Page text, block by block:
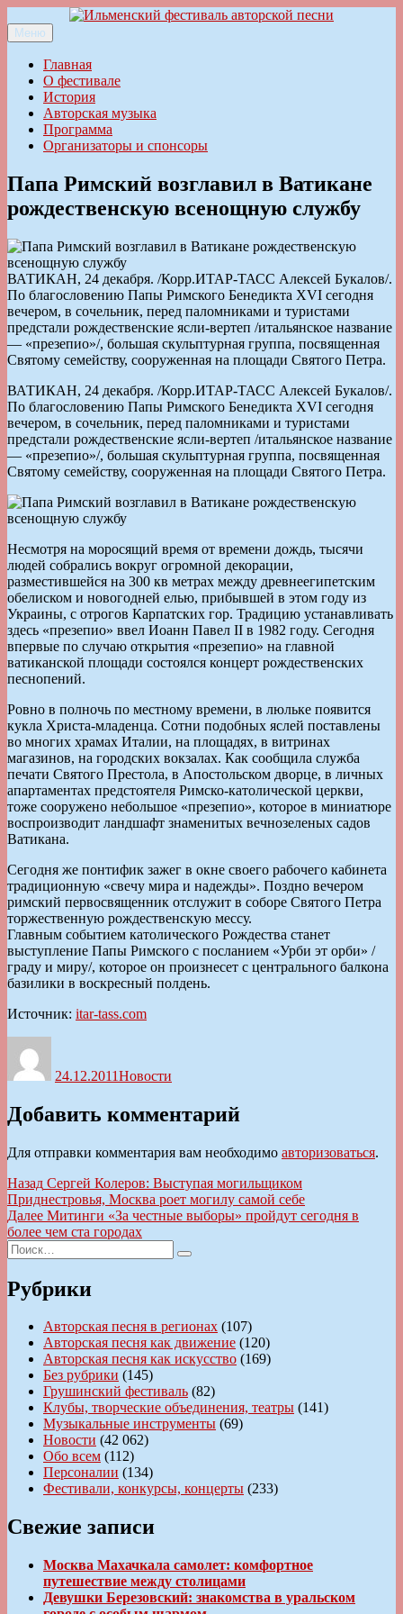
к
содержимому
Ильменский фестиваль авторской песни
Меню
Главная
О фестивале
История
Авторская музыка
Программа
Организаторы и спонсоры
Папа Римский возглавил в Ватикане
рождественскую всенощную службу
ВАТИКАН, 24 декабря. /Корр.ИТАР-ТАСС Алексей Букалов/.
По благословению Папы Римского Бенедикта XVI сегодня
вечером, в сочельник, перед паломниками и туристами
предстали рождественские ясли-вертеп /итальянское название
— «презепио»/, большая скульптурная группа, посвященная
Святому семейству, сооруженная на площади Святого Петра.
ВАТИКАН, 24 декабря. /Корр.ИТАР-ТАСС Алексей Букалов/.
По благословению Папы Римского Бенедикта XVI сегодня
вечером, в сочельник, перед паломниками и туристами
предстали рождественские ясли-вертеп /итальянское название
— «презепио»/, большая скульптурная группа, посвященная
Святому семейству, сооруженная на площади Святого Петра.
Несмотря на моросящий время от времени дождь, тысячи
людей собрались вокруг огромной декорации,
разместившейся на 300 кв метрах между древнеегипетским
обелиском и новогодней елью, прибывшей в этом году из
Украины, с отрогов Карпатских гор. Традицию устанавливать
здесь «презепио» ввел Иоанн Павел II в 1982 году. Сегодня
впервые по случаю открытия «презепио» на главной
ватиканской площади состоялся концерт рождественских
песнопений.
Ровно в полночь по местному времени, в люльке появится
кукла Христа-младенца. Сотни подобных яслей поставлены
во многих храмах Италии, на площадях, в витринах
магазинов, на городских вокзалах. Как сообщила служба
печати Святого Престола, в Апостольском дворце, в личных
апартаментах предстоятеля Римско-католической церкви,
тоже сооружено небольшое «презепио», которое в миниатюре
воспроизводит ландшафт знаменитых вечнозеленых садов
Ватикана.
Сегодня же понтифик зажег в окне своего рабочего кабинета
традиционную «свечу мира и надежды». Поздно вечером
римский первосвященник отслужит в соборе Святого Петра
торжественную рождественскую мессу.
Главным событием католического Рождества станет
выступление Папы Римского с посланием «Урби эт орби» /
граду и миру/, которое он произнесет с центрального балкона
базилики в воскресный полдень.
Источник: itar-tass.com
24.12.2011Новости
Добавить комментарий
Для отправки комментария вам необходимо авторизоваться.
Навигация
по
записям
Назад Предыдущая
запись:
Сергей Колеров: Выступая могильщиком
Приднестровья, Москва роет могилу самой себе
Далее Следующая
запись:
Митинги «За честные выборы» пройдут сегодня в
более чем ста городах
Искать:
Поиск
Рубрики
Авторская песня в регионах (107)
Авторская песня как движение (120)
Авторская песня как искусство (169)
Без рубрики (145)
Грушинский фестиваль (82)
Клубы, творческие объединения, театры (141)
Музыкальные инструменты (69)
Новости (42 062)
Обо всем (112)
Персоналии (134)
Фестивали, конкурсы, концерты (233)
Свежие записи
Москва Махачкала самолет: комфортное
путешествие между столицами
Девушки Березовский: знакомства в уральском